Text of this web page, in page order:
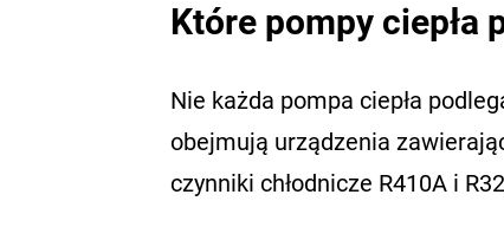
Które pompy ciepła
Nie każda pompa ciepła
obejmują urządzenia
czynniki chłodnicze R410A i